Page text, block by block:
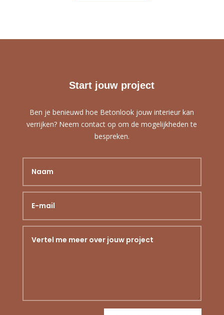
Start jouw project
Ben je benieuwd hoe Betonlook jouw interieur kan
verrijken? Neem contact op om de mogelijkheden te
bespreken.